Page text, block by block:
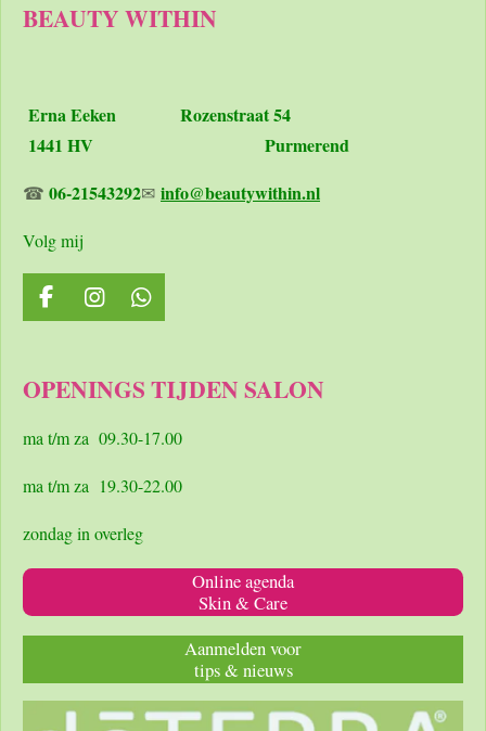
BEAUTY WITHIN
Erna Eeken Rozenstraat 54
1441 HV Purmerend
☎ 06-21543292✉ info@beautywithin.nl
Volg mij
F
a
b
o
I
n
a
r
m
W
h
s
p
OPENINGS TIJDEN SALON
ma t/m za 09.30-17.00
ma t/m za 19.30-22.00
zondag in overleg
Online agenda
Skin & Care
Aanmelden voor
tips & nieuws